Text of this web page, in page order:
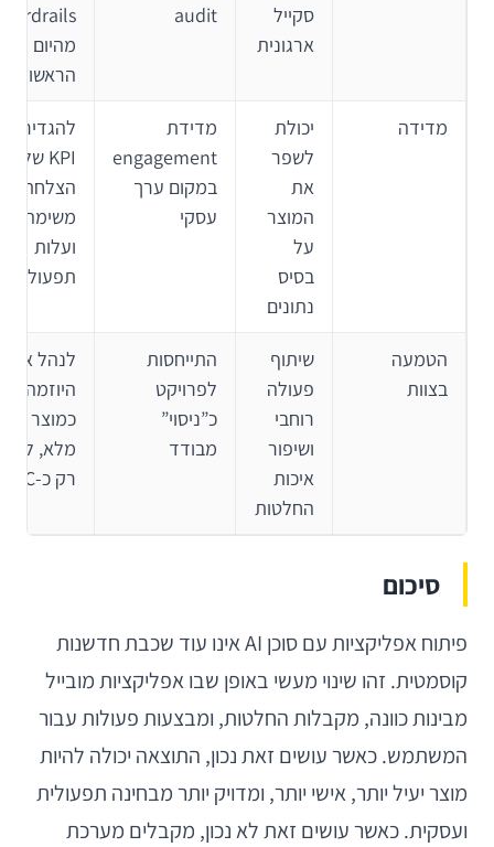
סקייל
ארגונית
audit
מהיום
הראשון
מדידה
יכולת
לשפר
את
המוצר
על
בסיס
נתונים
מדידת
engagement
במקום ערך
עסקי
להגדיר
KPI של
הצלחת
משימה
ועלות
תפעולית
הטמעה
בצוות
שיתוף
פעולה
רוחבי
ושיפור
איכות
החלטות
התייחסות
לפרויקט
כ”ניסוי”
מבודד
לנהל את
היוזמה
כמוצר
מלא, לא
רק כ-POC
סיכום
פיתוח אפליקציות עם סוכן AI אינו עוד שכבת חדשנות
קוסמטית. זהו שינוי מעשי באופן שבו אפליקציות מובייל
מבינות כוונה, מקבלות החלטות, ומבצעות פעולות עבור
המשתמש. כאשר עושים זאת נכון, התוצאה יכולה להיות
מוצר יעיל יותר, אישי יותר, ומדויק יותר מבחינה תפעולית
ועסקית. כאשר עושים זאת לא נכון, מקבלים מערכת